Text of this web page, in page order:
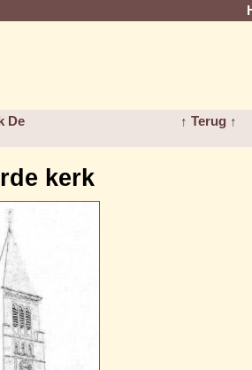
De
↑ Terug ↑
kerk